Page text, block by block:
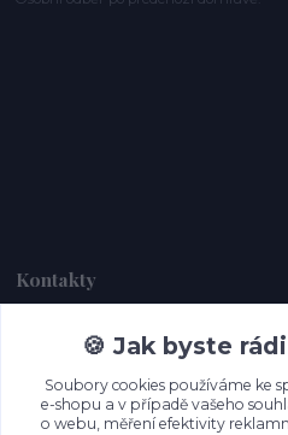
Kontakty
Dagmar Handlová
+420 734 380 930
(Po-Ne, 8-20 hod.)
🍪 Jak byste
Soubory cookies používáme ke
e-shopu a v případě vašeho
o webu, měření efektivity